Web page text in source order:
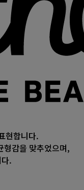
현합니다.
형감을 맞추었으며,
.